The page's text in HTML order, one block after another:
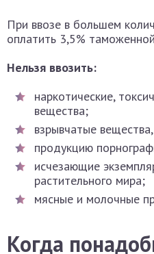
При ввозе в большем
оплатить 3,5%
Нельзя ввозить:
наркотические,
вещества;
взрывчатые
продукцию
исчезающие
растительного мира;
мясные и молочные
Когда